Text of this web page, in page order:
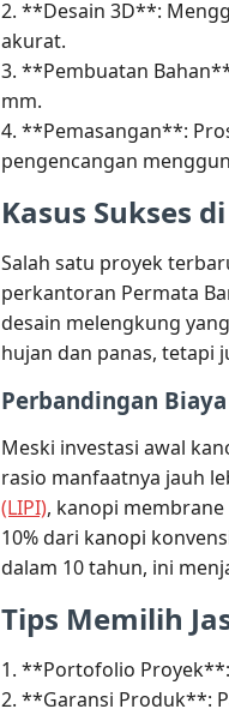
2. **Desain 3D**:
akurat.
3. **Pembuatan
mm.
4. **Pemasangan**:
pengencangan
Kasus Sukses
Salah satu proyek
perkantoran Permata
desain melengkung
hujan dan panas, tetapi
Perbandingan
Meski investasi awal
rasio manfaatnya jauh
(LIPI), kanopi
10% dari kanopi
dalam 10 tahun, ini
Tips Memilih
1. **Portofolio
2. **Garansi Produk**: